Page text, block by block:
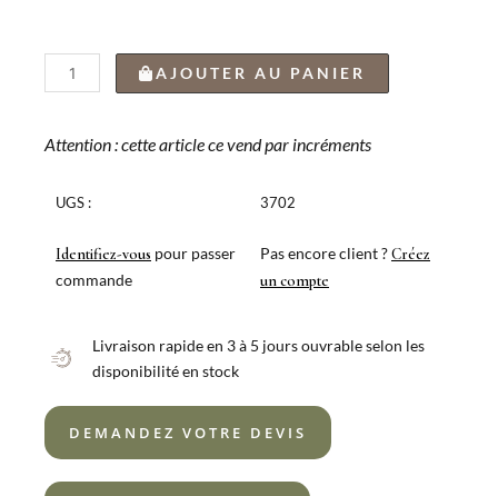
quantité
de
À
CHEF
AJOUTER AU PANIER
Attention : cette article ce vend par incréments
UGS :
Identifiez-vous pour passer
commande
3702
Pas encore client ?Créez
un compte
Livraison rapide en 3 à 5 jours ouvrable selon les
disponibilité en stock
DEMANDEZ VOTRE DEVIS